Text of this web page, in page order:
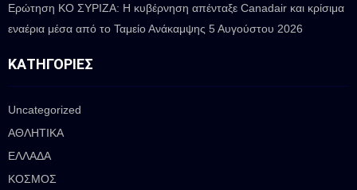
Ερώτηση ΚΟ ΣΥΡΙΖΑ: Η κυβέρνηση απένταξε Canadair και κρίσιμα
εναέρια μέσα από το Ταμείο Ανάκαμψης 5 Αυγούστου 2026
ΚΑΤΗΓΟΡΊΕΣ
Uncategorized
ΑΘΛΗΤΙΚΑ
ΕΛΛΑΔΑ
ΚΟΣΜΟΣ